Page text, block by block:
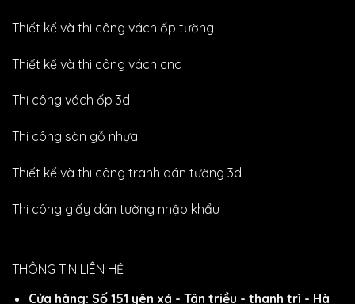
Thiết kế và thi công vách ốp tường
Thiết kế và thi công vách cnc
Thi công vách ốp 3d
Thi công sàn gỗ nhựa
Thiết kế và thi công tranh dán tường 3d
Thi công giấy dán tường nhập khẩu
THÔNG TIN LIÊN HỆ
Cửa hàng: Số 151 yên xá - Tân triều - thanh trì - Hà